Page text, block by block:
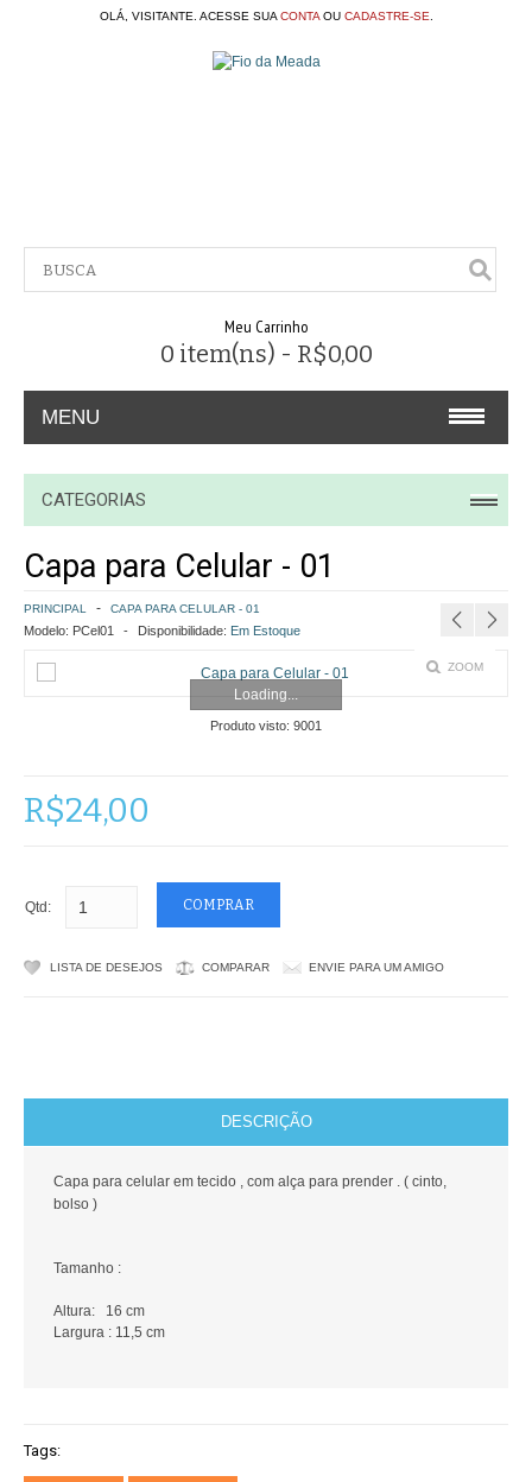
OLÁ, VISITANTE. ACESSE SUA CONTAOU CADASTRE-SE
Meu Carrinho
0 item(ns) - R$0,00
MENU
A EMPRESA
CONTATO
COMO COMPRAR
POLÍTICA DE FRETE GRÁTIS
SIMULAR FRETE
CONTATO
CATEGORIAS
Capa para Celular - 01
PRINCIPAL CAPA PARA CELULAR - 01
Modelo: PCel01 Disponibilidade: Em Estoque
Loading...
ZOOM
Produto visto: 9001
R$24,00
Qtd:
LISTA DE DESEJOS COMPARAR ENVIE PARA UM AMIGO
DESCRIÇÃO
Capa para celular em tecido , com alça para prender . ( cinto,
bolso )
Tamanho :
Altura: 16 cm
Largura : 11,5 cm
Tags: